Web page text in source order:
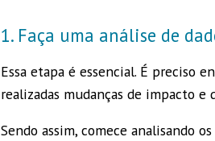
1. Faça uma análise de
Essa etapa é essencial. É preciso
realizadas mudanças de impacto e
Sendo assim, comece analisando